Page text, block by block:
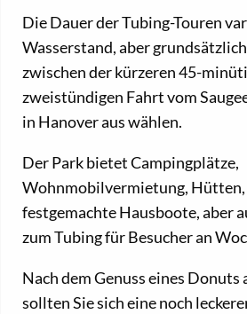
Die Dauer der Tubing-Touren
Wasserstand, aber
zwischen der kürzeren 45-
zweistündigen Fahrt vom
in Hanover aus wählen.
Der Park bietet Campingplätze,
Wohnmobilvermietung, Hütten,
festgemachte Hausboote, aber
zum Tubing für Besucher an
Nach dem Genuss eines Donuts
sollten Sie sich eine noch